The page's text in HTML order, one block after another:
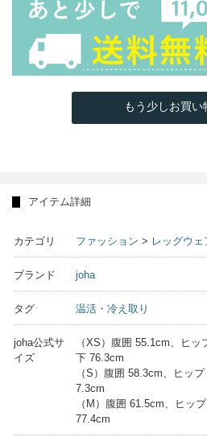
もう少しお買い
アイテム詳細
カテゴリ ファッション > レッグウェ
ブランド joha
タグ 温活・冷え取り
joha公式サ
イズ
（XS）腹囲 55.1cm、ヒ
下 76.3cm
（S）腹囲 58.3cm、ヒッ
7.3cm
（M）腹囲 61.5cm、ヒッ
77.4cm